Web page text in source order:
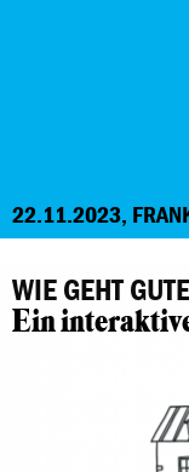
22.11.2023,
WIE GEHT
Ein